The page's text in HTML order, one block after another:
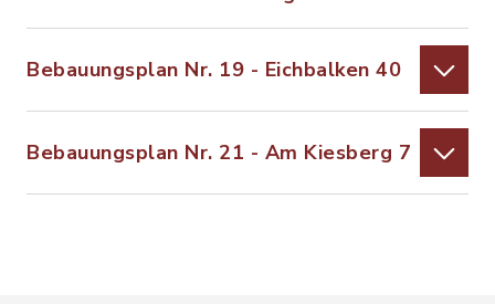
Bebauungsplan Nr. 19 - Eichbalken 40
Bebauungsplan Nr. 21 - Am Kiesberg 7